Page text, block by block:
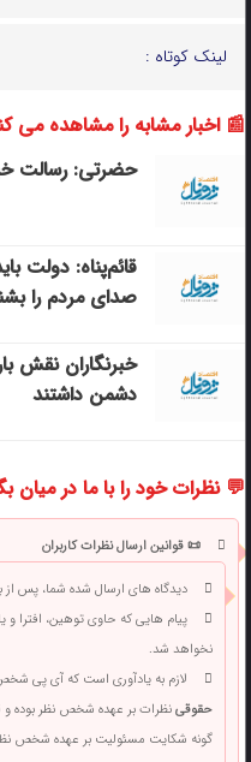
لینک کوتاه :
📰 اخبار مشابه را مشاهده می
حضرتی: رسالت
قائم‌پناه: دولت
صدای مردم را
خبرنگاران نقش
دشمن داشتند
💬 نظرات خود را با ما در میان
📜 قوانین ارسال نظرات کاربران
دیدگاه های ارسال شده شما، پس
پیام هایی که حاوی توهین، افترا و
نخواهد شد.
لازم به یادآوری است که آی پی
حقوقینظرات بر عهده شخص نظر بوده و
گونه شکایت مسئولیت بر عهده شخص